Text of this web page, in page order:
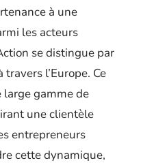
à une
les acteurs
se distingue par
l’Europe. Ce
gamme de
une clientèle
entrepreneurs
cette dynamique,